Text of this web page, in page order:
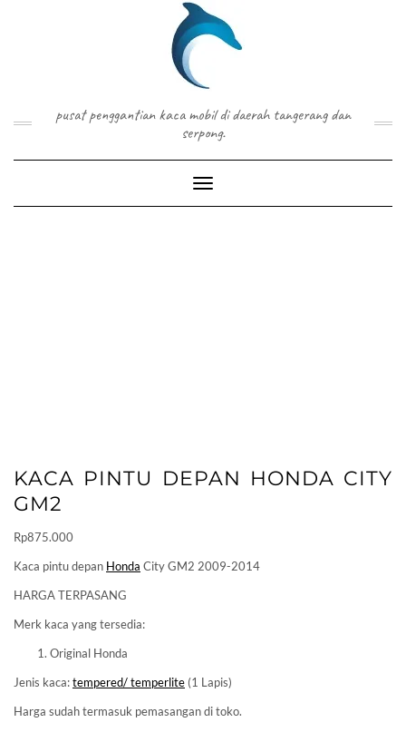
pusat penggantian kaca mobil di daerah tangerang dan
serpong.
Toggle Navigation
KACA PINTU DEPAN HONDA CITY
GM2
Rp875.000
Kaca pintu depan Honda City GM2 2009-2014
HARGA TERPASANG
Merk kaca yang tersedia:
Original Honda
Jenis kaca:tempered/ temperlite (1 Lapis)
Harga sudah termasuk pemasangan di toko.